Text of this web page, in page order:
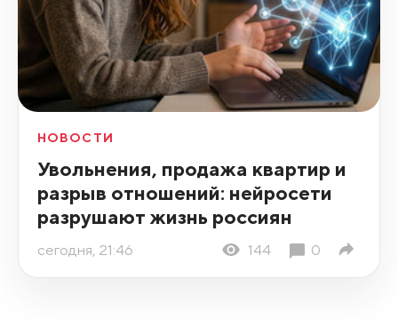
НОВОСТИ
Увольнения, продажа квартир и
разрыв отношений: нейросети
разрушают жизнь россиян
сегодня, 21:46 144 0